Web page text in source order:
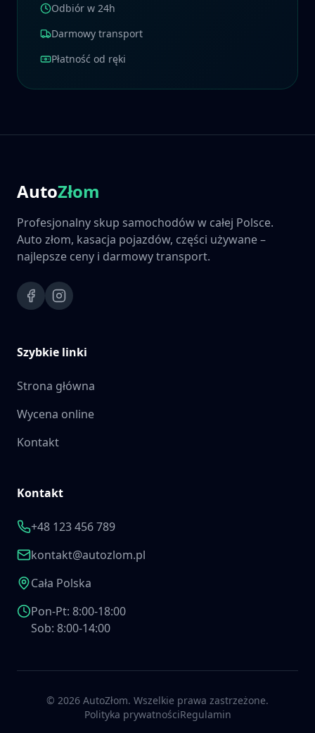
Odbiór w 24h
Darmowy transport
Płatność od ręki
AutoZłom
Profesjonalny skup samochodów w całej Polsce.
Auto złom, kasacja pojazdów, części używane –
najlepsze ceny i darmowy transport.
Szybkie linki
Strona główna
Wycena online
Kontakt
Kontakt
+48 123 456 789
kontakt@autozlom.pl
Cała Polska
Pon-Pt: 8:00-18:00
Sob: 8:00-14:00
© 2026 AutoZłom. Wszelkie prawa zastrzeżone.
Polityka prywatnościRegulamin